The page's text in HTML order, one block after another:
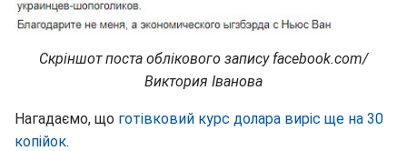
Скріншот поста облікового запису facebook.com/
Виктория Іванова
Нагадаємо, що готівковий курс долара виріс ще на 30
копійок.